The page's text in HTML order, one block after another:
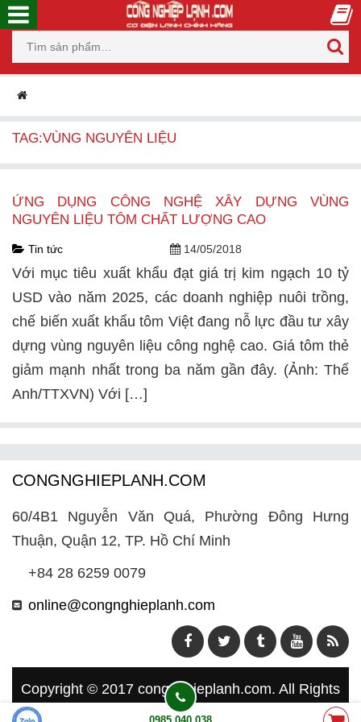
TAG:VÙNG NGUYÊN LIỆU
ỨNG DỤNG CÔNG NGHỆ XÂY DỰNG VÙNG
NGUYÊN LIỆU TÔM CHẤT LƯỢNG CAO
Tin tức 14/05/2018
Với mục tiêu xuất khẩu đạt giá trị kim ngạch 10 tỷ
USD vào năm 2025, các doanh nghiệp nuôi trồng,
chế biến xuất khẩu tôm Việt đang nỗ lực đầu tư xây
dựng vùng nguyên liệu công nghệ cao. Giá tôm thẻ
giảm mạnh nhất trong ba năm gần đây. (Ảnh: Thế
Anh/TTXVN) Với […]
CONGNGHIEPLANH.COM
60/4B1 Nguyễn Văn Quá, Phường Đông Hưng
Thuận, Quận 12, TP. Hồ Chí Minh
+84 28 6259 0079
online@congnghieplanh.com
Copyright © 2017 congnghieplanh.com. All Rights
Reserved.